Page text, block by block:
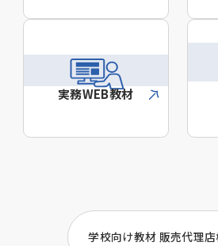
実務WEB教材
学校向け教材 販売代理